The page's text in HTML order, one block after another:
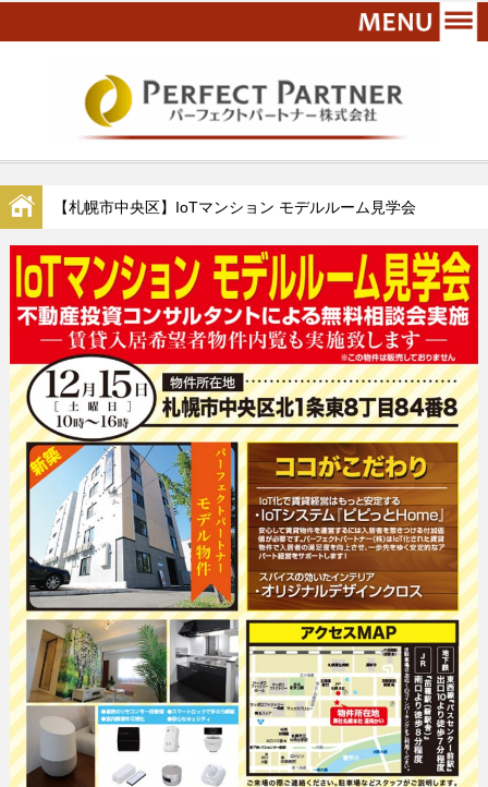
【札幌市中央区】IoTマンション モデルルーム見学会